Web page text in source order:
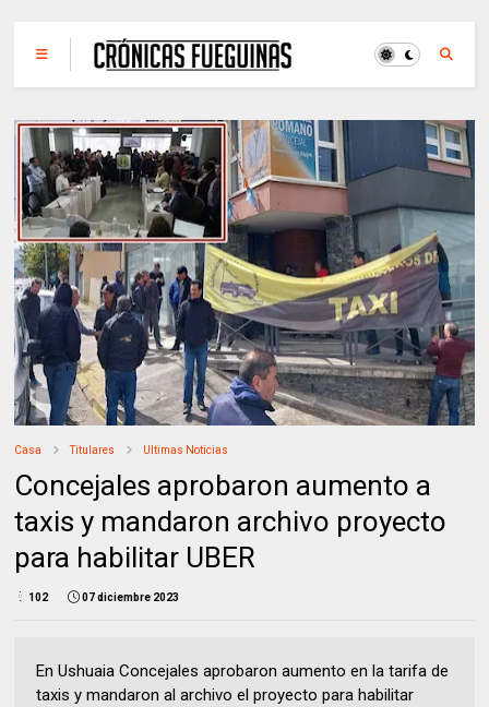
Casa Titulares Ultimas Noticias
Concejales aprobaron aumento a
taxis y mandaron archivo proyecto
para habilitar UBER
102 07 diciembre 2023
En Ushuaia Concejales aprobaron aumento en la tarifa de
taxis y mandaron al archivo el proyecto para habilitar